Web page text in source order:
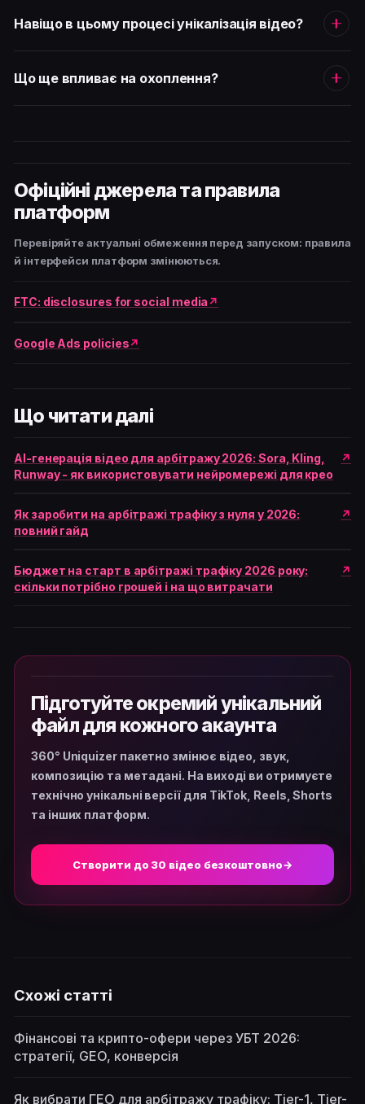
Навіщо в цьому процесі унікалізація відео?
Що ще впливає на охоплення?
Офіційні джерела та правила
платформ
Перевіряйте актуальні обмеження перед запуском: правила
й інтерфейси платформ змінюються.
FTC: disclosures for social media
Google Ads policies
Що читати далі
AI-генерація відео для арбітражу 2026: Sora, Kling,
Runway - як використовувати нейромережі для крео
Як заробити на арбітражі трафіку з нуля у 2026:
повний гайд
Бюджет на старт в арбітражі трафіку 2026 року:
скільки потрібно грошей і на що витрачати
Підготуйте окремий унікальний
файл для кожного акаунта
360° Uniquizer пакетно змінює відео, звук,
композицію та метадані. На виході ви отримуєте
технічно унікальні версії для TikTok, Reels, Shorts
та інших платформ.
Створити до 30 відео безкоштовно→
Схожі статті
Фінансові та крипто-офери через УБТ 2026:
стратегії, GEO, конверсія
Як вибрати ГЕО для арбітражу трафіку: Tier-1, Tier-